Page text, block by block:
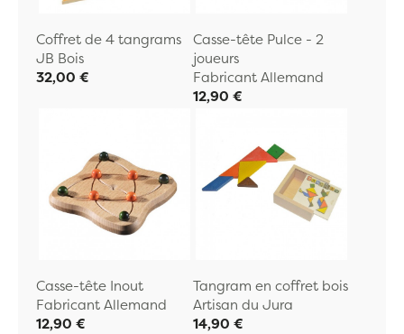
Coffret de 4 tangrams
JB Bois
32,00 €
Casse-tête Pulce - 2
joueurs
Fabricant Allemand
12,90 €
Casse-tête Inout
Fabricant Allemand
12,90 €
Tangram en coffret bois
Artisan du Jura
14,90 €